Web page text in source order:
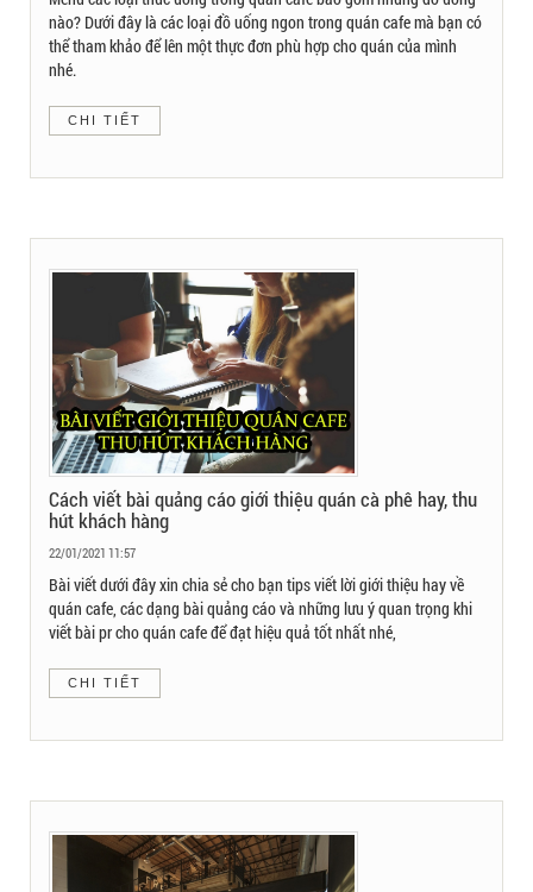
nào? Dưới đây là các loại đồ uống ngon trong quán cafe mà bạn có
thể tham khảo để lên một thực đơn phù hợp cho quán của mình
nhé.
CHI TIẾT
Cách viết bài quảng cáo giới thiệu quán cà phê hay, thu
hút khách hàng
22/01/2021 11:57
Bài viết dưới đây xin chia sẻ cho bạn tips viết lời giới thiệu hay về
quán cafe, các dạng bài quảng cáo và những lưu ý quan trọng khi
viết bài pr cho quán cafe để đạt hiệu quả tốt nhất nhé,
CHI TIẾT